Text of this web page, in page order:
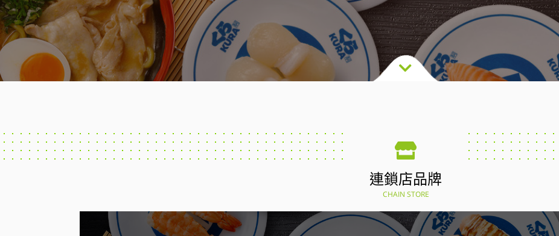
連鎖店品牌
CHAIN STORE